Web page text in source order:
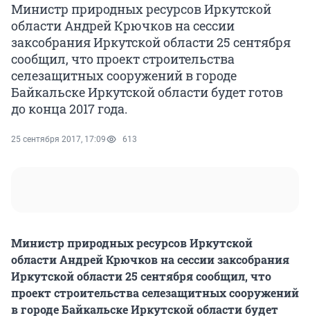
Министр природных ресурсов Иркутской
области Андрей Крючков на сессии
заксобрания Иркутской области 25 сентября
сообщил, что проект строительства
селезащитных сооружений в городе
Байкальске Иркутской области будет готов
до конца 2017 года.
25 сентября 2017, 17:09 613
Министр природных ресурсов Иркутской
области Андрей Крючков на сессии заксобрания
Иркутской области 25 сентября сообщил, что
проект строительства селезащитных сооружений
в городе Байкальске Иркутской области будет